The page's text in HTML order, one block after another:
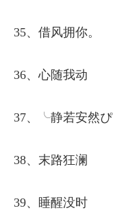
35、借风拥你。
36、心随我动
37、╰静若安然ぴ
38、末路狂澜
39、睡醒没时